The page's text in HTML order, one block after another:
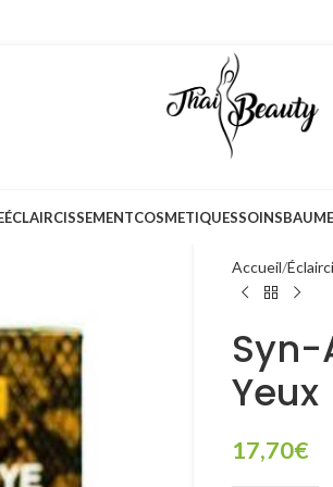
ÉCLAIRCISSEMENTCOSMETIQUESSOINS
Accueil
Syn-
Yeux
17,70€